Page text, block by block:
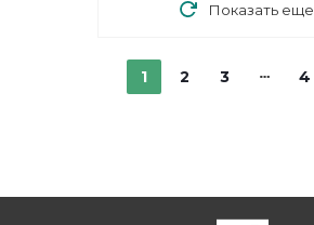
Показать еще
1 2 3 4